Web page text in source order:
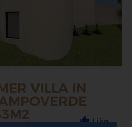
VILLA IN
Like